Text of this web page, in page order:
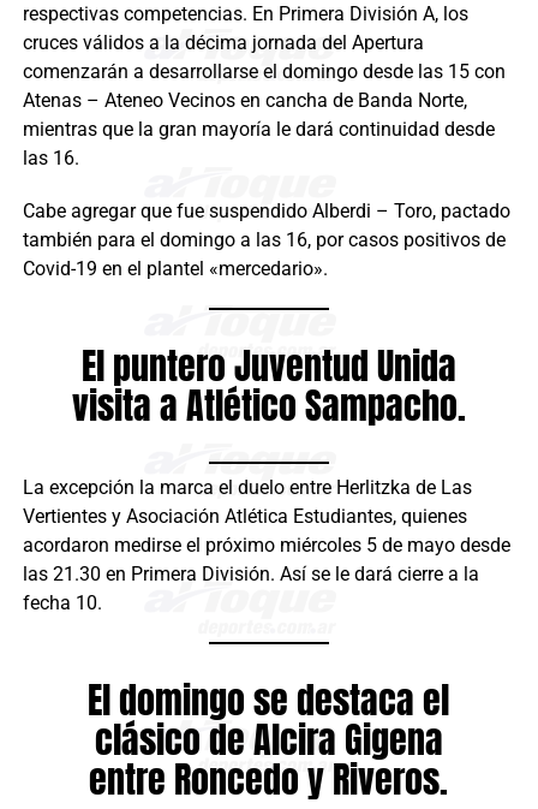
respectivas competencias. En Primera División A, los
cruces válidos a la décima jornada del Apertura
comenzarán a desarrollarse el domingo desde las 15 con
Atenas – Ateneo Vecinos en cancha de Banda Norte,
mientras que la gran mayoría le dará continuidad desde
las 16.
Cabe agregar que fue suspendido Alberdi – Toro, pactado
también para el domingo a las 16, por casos positivos de
Covid-19 en el plantel «mercedario».
El puntero Juventud Unida
visita a Atlético Sampacho.
La excepción la marca el duelo entre Herlitzka de Las
Vertientes y Asociación Atlética Estudiantes, quienes
acordaron medirse el próximo miércoles 5 de mayo desde
las 21.30 en Primera División. Así se le dará cierre a la
fecha 10.
El domingo se destaca el
clásico de Alcira Gigena
entre Roncedo y Riveros.